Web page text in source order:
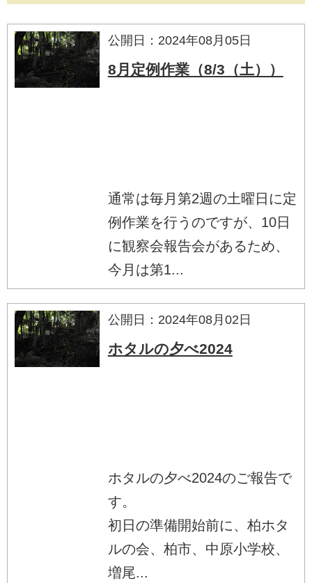
公開日：2024年08月05日
8月定例作業（8/3（土））
通常は毎月第2週の土曜日に定
例作業を行うのですが、10日
に観察会報告会があるため、
今月は第1...
公開日：2024年08月02日
ホタルの夕べ2024
ホタルの夕べ2024のご報告で
す。
初日の準備開始前に、柏ホタ
ルの会、柏市、中原小学校、
増尾...